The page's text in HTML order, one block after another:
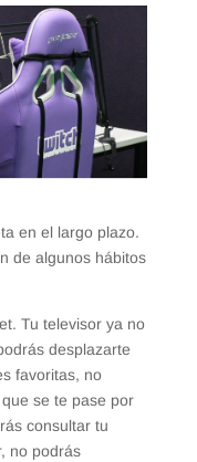
en el largo plazo.
de algunos hábitos
Tu televisor ya no
desplazarte
favoritas, no
se te pase por
consultar tu
no podrás